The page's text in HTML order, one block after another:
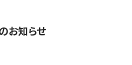
お知らせ